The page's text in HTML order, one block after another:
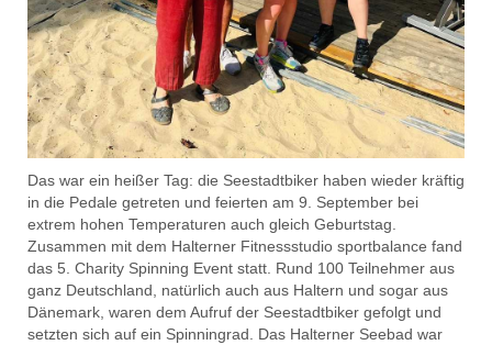
Das war ein heißer Tag: die Seestadtbiker haben wieder kräftig
in die Pedale getreten und feierten am 9. September bei
extrem hohen Temperaturen auch gleich Geburtstag.
Zusammen mit dem Halterner Fitnessstudio sportbalance fand
das 5. Charity Spinning Event statt. Rund 100 Teilnehmer aus
ganz Deutschland, natürlich auch aus Haltern und sogar aus
Dänemark, waren dem Aufruf der Seestadtbiker gefolgt und
setzten sich auf ein Spinningrad . Das Halterner Seebad war